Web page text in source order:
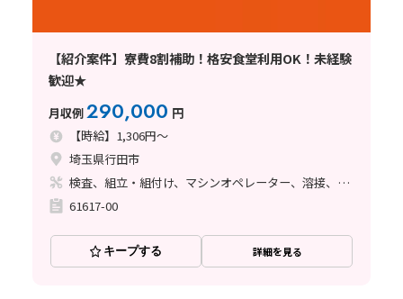
【紹介案件】寮費8割補助！格安食堂利用OK！未経験
歓迎★
月収例290,000 円
【時給】1,306円～
埼玉県行田市
検査、組立・組付け、マシンオペレーター、溶接、塗装
61617-00
キープする 詳細を見る